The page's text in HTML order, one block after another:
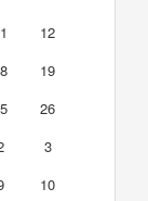
12
19
26
3
10